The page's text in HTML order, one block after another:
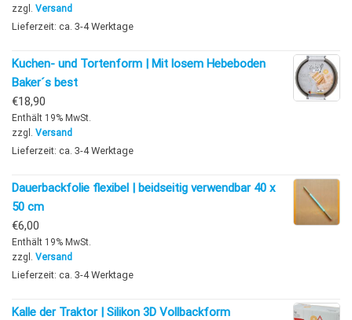
zzgl. Versand
Lieferzeit: ca. 3-4 Werktage
Kuchen- und Tortenform | Mit losem Hebeboden
Baker´s best
€18,90
Enthält 19% MwSt.
zzgl. Versand
Lieferzeit: ca. 3-4 Werktage
Dauerbackfolie flexibel | beidseitig verwendbar 40 x
50 cm
€6,00
Enthält 19% MwSt.
zzgl. Versand
Lieferzeit: ca. 3-4 Werktage
Kalle der Traktor | Silikon 3D Vollbackform